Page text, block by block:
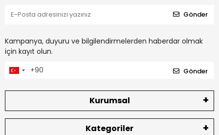
Gönder
Kampanya, duyuru ve bilgilendirmelerden haberdar olmak
için kayıt olun.
Gönder
Kurumsal
Kategoriler